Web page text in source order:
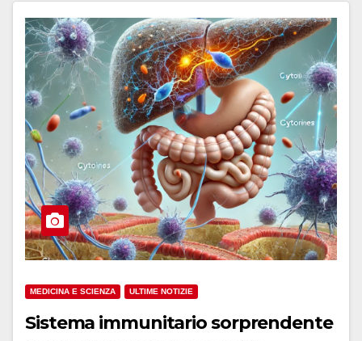
MEDICINA E SCIENZA ULTIME NOTIZIE
Sistema immunitario sorprendente